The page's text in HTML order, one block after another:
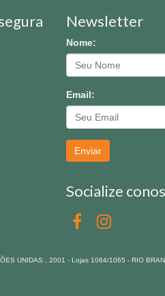
Newsletter
Nome:
Email:
Enviar
Socialize
UNIDAS , 2001 - Lojas 1064/1065 - RIO